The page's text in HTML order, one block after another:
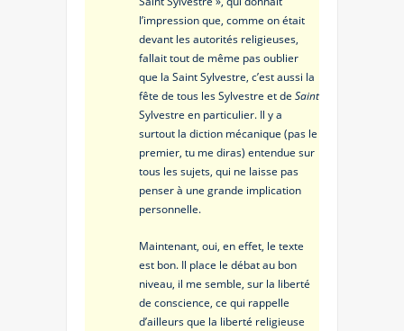
l’impression que, comme on était
devant les autorités religieuses,
fallait tout de même pas oublier
que la Saint Sylvestre, c’est aussi la
fête de tous les Sylvestre et de Saint
Sylvestre en particulier. Il y a
surtout la diction mécanique (pas le
premier, tu me diras) entendue sur
tous les sujets, qui ne laisse pas
penser à une grande implication
personnelle.
Maintenant, oui, en effet, le texte
est bon. Il place le débat au bon
niveau, il me semble, sur la liberté
de conscience, ce qui rappelle
d’ailleurs que la liberté religieuse